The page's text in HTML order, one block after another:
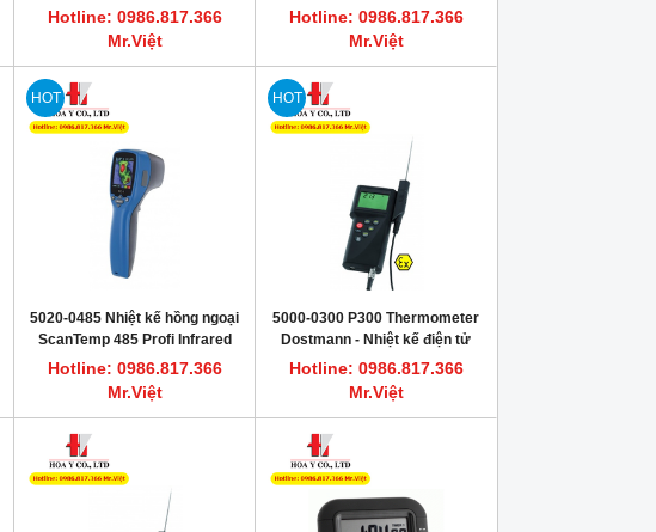
Hotline: 0986.817.366
Mr.Việt
Hotline: 0986.817.366
Mr.Việt
HOT
5020-0485 Nhiệt kế hồng ngoại
ScanTemp 485 Profi Infrared
thermometer DOSTMANN
Hotline: 0986.817.366
Mr.Việt
HOT
5000-0300 P300 Thermometer
Dostmann - Nhiệt kế điện tử
Hotline: 0986.817.366
Mr.Việt